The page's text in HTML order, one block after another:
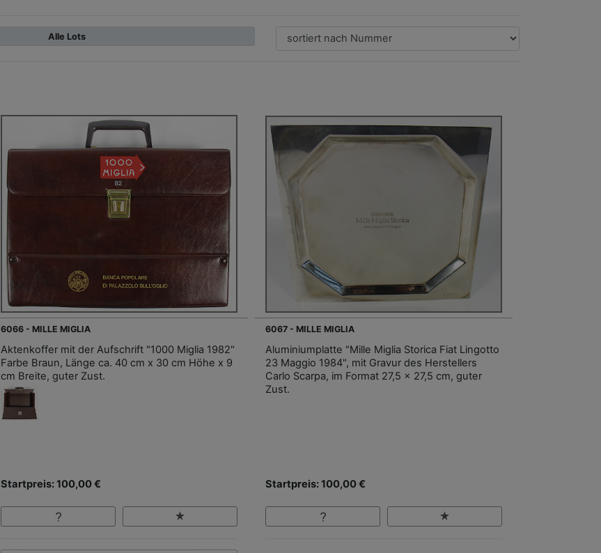
Alle Lots
6066 - MILLE MIGLIA
Aktenkoffer mit der Aufschrift "1000 Miglia 1982"
Farbe Braun, Länge ca. 40 cm x 30 cm Höhe x 9
cm Breite, guter Zust.
Startpreis: 100,00 €
6067 - MILLE MIGLIA
Aluminiumplatte "Mille Miglia Storica Fiat Lingotto
23 Maggio 1984", mit Gravur des Herstellers
Carlo Scarpa, im Format 27,5 x 27,5 cm, guter
Zust.
Startpreis: 100,00 €